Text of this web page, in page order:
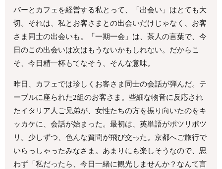
バーとカフェを経営する私とって、「出会い」はとても大
切。それは、私とお客さまとの出会いだけじゃなく、お客
さま同士の出会いも。「一期一会」は、茶人の言葉で、今
日のこの出会いは次はもうないかもしれない。だからこ
そ、今日精一杯もてなそう、そんな意味。
昨日、カフェでは珍しくお客さま同士の会話が弾んだ。テ
ーブルに座られた2組のお客さま。些細な物音に反応され
たイタリア人ご兄弟が、女性たちの方を振り向いたのをキ
ッカケに、会話が始まった。最初は、英単語がポツリポツ
リ。少しずつ、色んな質問が飛び交った。京都へご旅行で
いらっしゃったみなさま。あまりにも楽しそうなので、思
わず「私だったら、今日一緒に観光しませんか？なんて言